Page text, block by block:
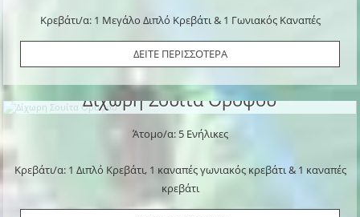
Κρεβάτι/α: 1 Μεγάλο Διπλό Κρεβάτι & 1 Γωνιακός Καναπές
ΔΕΙΤΕ ΠΕΡΙΣΣΟΤΕΡΑ
Δίχωρη Σουίτα Ορόφου
Άτομο/α: 5 Ενήλικες
Κρεβάτι/α: 1 Διπλό Κρεβάτι, 1 καναπές γωνιακός κρεβάτι & 1 καναπές
κρεβάτι